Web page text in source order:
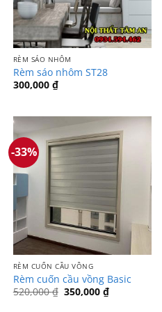
RÈM SÁO NHÔM
Rèm sáo nhôm ST28
300,000 ₫
-33%
RÈM CUỐN CẦU VỒNG
Rèm cuốn cầu vồng Basic
520,000₫ Giá
350,000 ₫Giá
hiện